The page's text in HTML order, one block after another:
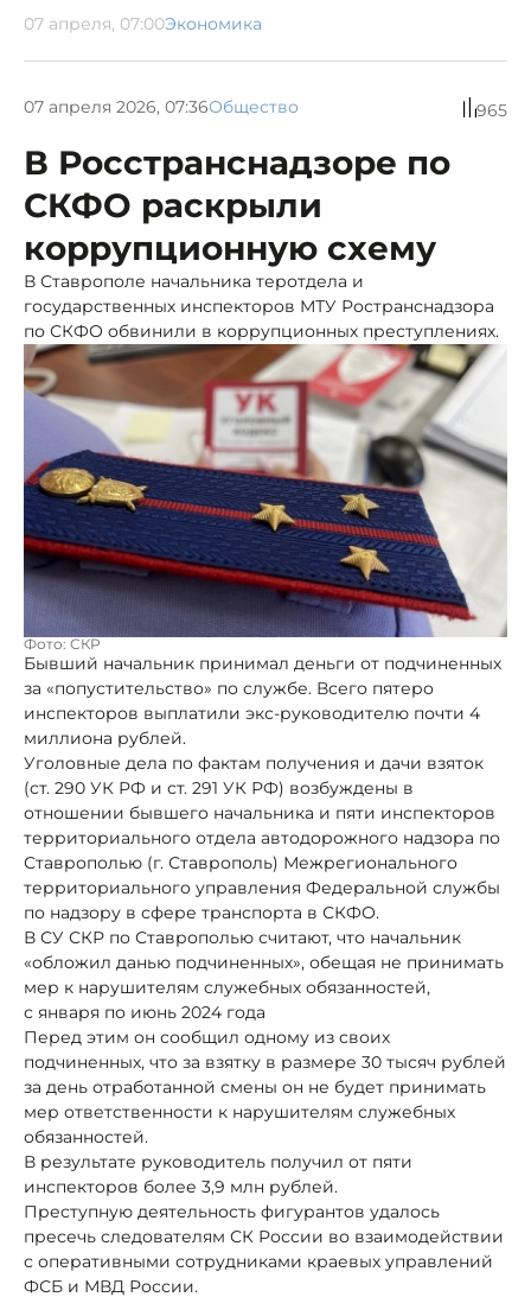
07 апреля, 07:00Экономика
07 апреля 2026, 07:36Общество 965
В Росстранснадзоре по
СКФО раскрыли
коррупционную схему
В Ставрополе начальника теротдела и
государственных инспекторов МТУ Ространснадзора
по СКФО обвинили в коррупционных преступлениях.
Фото: СКР
Бывший начальник принимал деньги от подчиненных
за «попустительство» по службе. Всего пятеро
инспекторов выплатили экс-руководителю почти 4
миллиона рублей.
Уголовные дела по фактам получения и дачи взяток
(ст. 290 УК РФ и ст. 291 УК РФ) возбуждены в
отношении бывшего начальника и пяти инспекторов
территориального отдела автодорожного надзора по
Ставрополью (г. Ставрополь) Межрегионального
территориального управления Федеральной службы
по надзору в сфере транспорта в СКФО.
В СУ СКР по Ставрополью считают, что начальник
«обложил данью подчиненных», обещая не принимать
мер к нарушителям служебных обязанностей,
с января по июнь 2024 года
Перед этим он сообщил одному из своих
подчиненных, что за взятку в размере 30 тысяч рублей
за день отработанной смены он не будет принимать
мер ответственности к нарушителям служебных
обязанностей.
В результате руководитель получил от пяти
инспекторов более 3,9 млн рублей.
Преступную деятельность фигурантов удалось
пресечь следователям СК России во взаимодействии
с оперативными сотрудниками краевых управлений
ФСБ и МВД России.